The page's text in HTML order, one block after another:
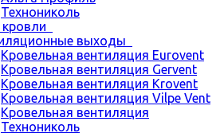
Технониколь
выходы
Кровельная вентиляция Eurovent
Кровельная вентиляция Gervent
Кровельная вентиляция Krovent
Кровельная вентиляция Vilpe Vent
Кровельная вентиляция
Технониколь